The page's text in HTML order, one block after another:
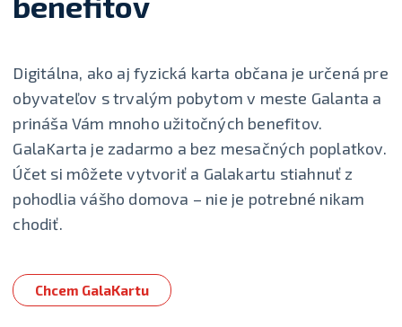
Digitálna, ako aj fyzická karta občana je určená pre
obyvateľov s trvalým pobytom v meste Galanta a
prináša Vám mnoho užitočných benefitov.
GalaKarta je zadarmo a bez mesačných poplatkov.
Účet si môžete vytvoriť a Galakartu stiahnuť z
pohodlia vášho domova – nie je potrebné nikam
chodiť.
Chcem GalaKartu